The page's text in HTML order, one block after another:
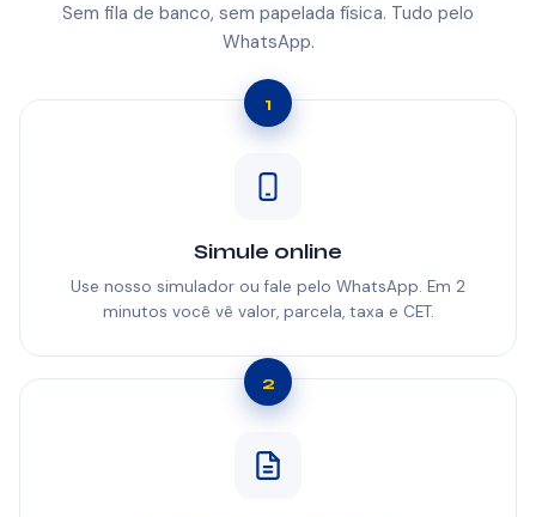
Sem fila de banco, sem papelada física. Tudo pelo
WhatsApp.
1
Simule online
Use nosso simulador ou fale pelo WhatsApp. Em 2
minutos você vê valor, parcela, taxa e CET.
2